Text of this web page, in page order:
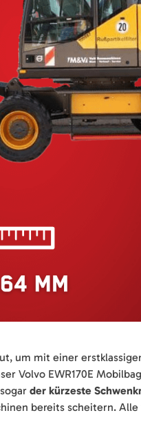
um mit einer
Volvo EWR170E
der kürzeste
bereits scheitern.